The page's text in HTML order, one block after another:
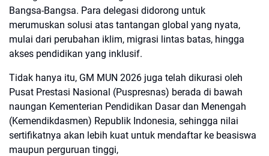
Bangsa-Bangsa. Para delegasi didorong untuk
merumuskan solusi atas tantangan global yang nyata,
mulai dari perubahan iklim, migrasi lintas batas, hingga
akses pendidikan yang inklusif.
Tidak hanya itu, GM MUN 2026 juga telah dikurasi oleh
Pusat Prestasi Nasional (Puspresnas) berada di bawah
naungan Kementerian Pendidikan Dasar dan Menengah
(Kemendikdasmen) Republik Indonesia, sehingga nilai
sertifikatnya akan lebih kuat untuk mendaftar ke beasiswa
maupun perguruan tinggi,